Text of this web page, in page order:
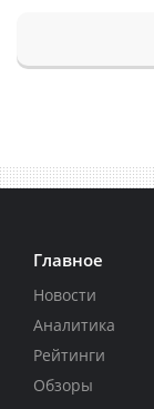
Главное
Новости
Аналитика
Рейтинги
Обзоры